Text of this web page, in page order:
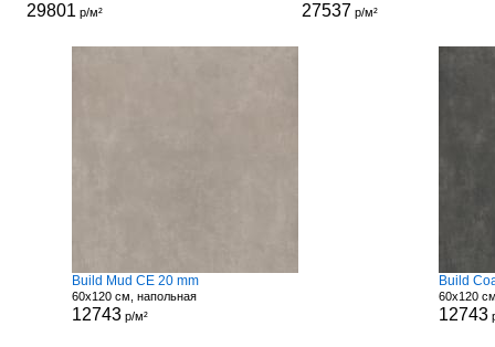
29801 р/м² 27537 р/м²
Build Mud CE 20 mm
60x120 см, напольная
12743 р/м²
Build
60x120
12743